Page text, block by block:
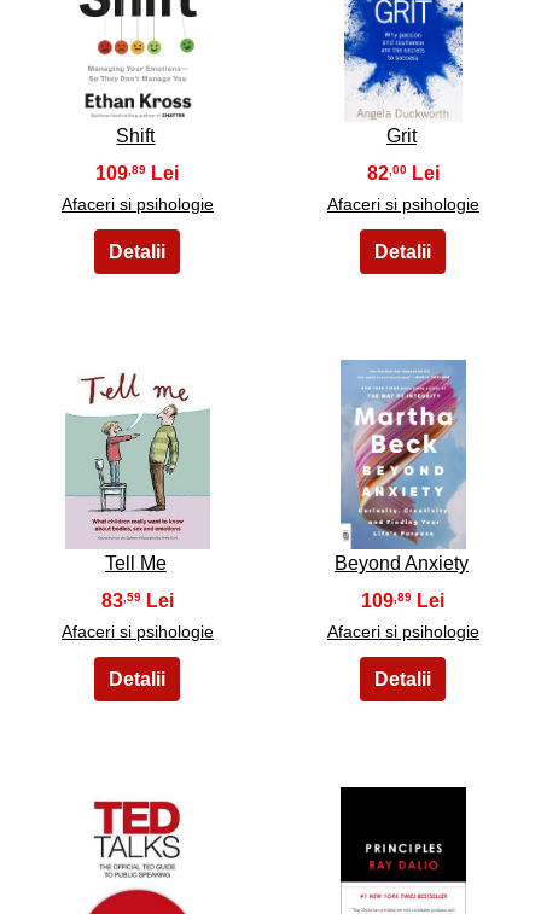
3
Shift
109,89
Afaceri si psihologie
4
Grit
82,00
Afaceri si psihologie
Tell Me
83,59
Afaceri si psihologie
6
Beyond Anxiety
109,89
Afaceri si psihologie
7 8